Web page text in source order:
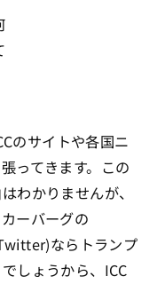
のサイトや各国ニ
ってきます。この
わかりませんが、
ーバーグの
ならトランプ
しょうから、ICC